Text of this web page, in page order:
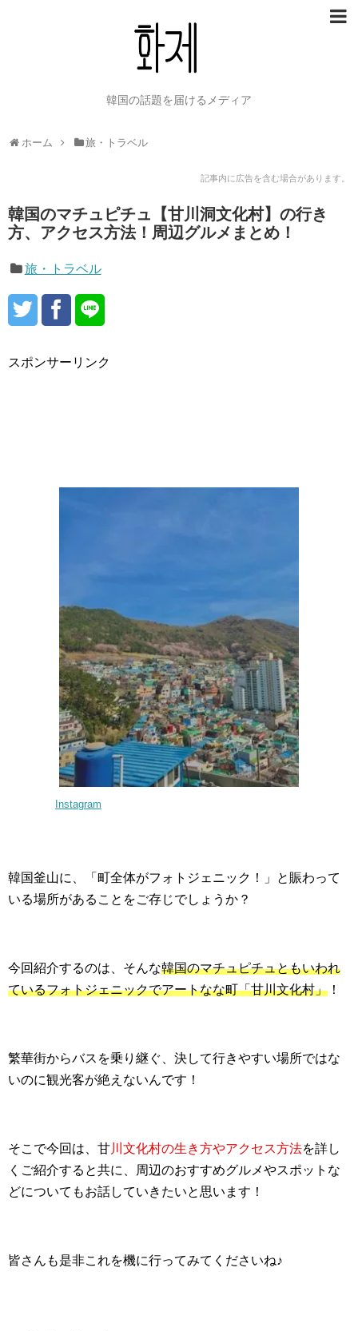
韓国の話題を届けるメディア
ホーム 旅・トラベル
記事内に広告を含む場合があります。
韓国のマチュピチュ【甘川洞文化村】の行き
方、アクセス方法！周辺グルメまとめ！
旅・トラベル
スポンサーリンク
Instagram
韓国釜山に、「町全体がフォトジェニック！」と賑わって
いる場所があることをご存じでしょうか？
今回紹介するのは、そんな韓国のマチュピチュともいわれ
ているフォトジェニックでアートなな町「甘川文化村」 ！
繁華街からバスを乗り継ぐ、決して行きやすい場所ではな
いのに観光客が絶えないんです！
そこで今回は、甘川文化村の生き方やアクセス方法を詳し
くご紹介すると共に、周辺のおすすめグルメやスポットな
どについてもお話していきたいと思います！
皆さんも是非これを機に行ってみてくださいね♪